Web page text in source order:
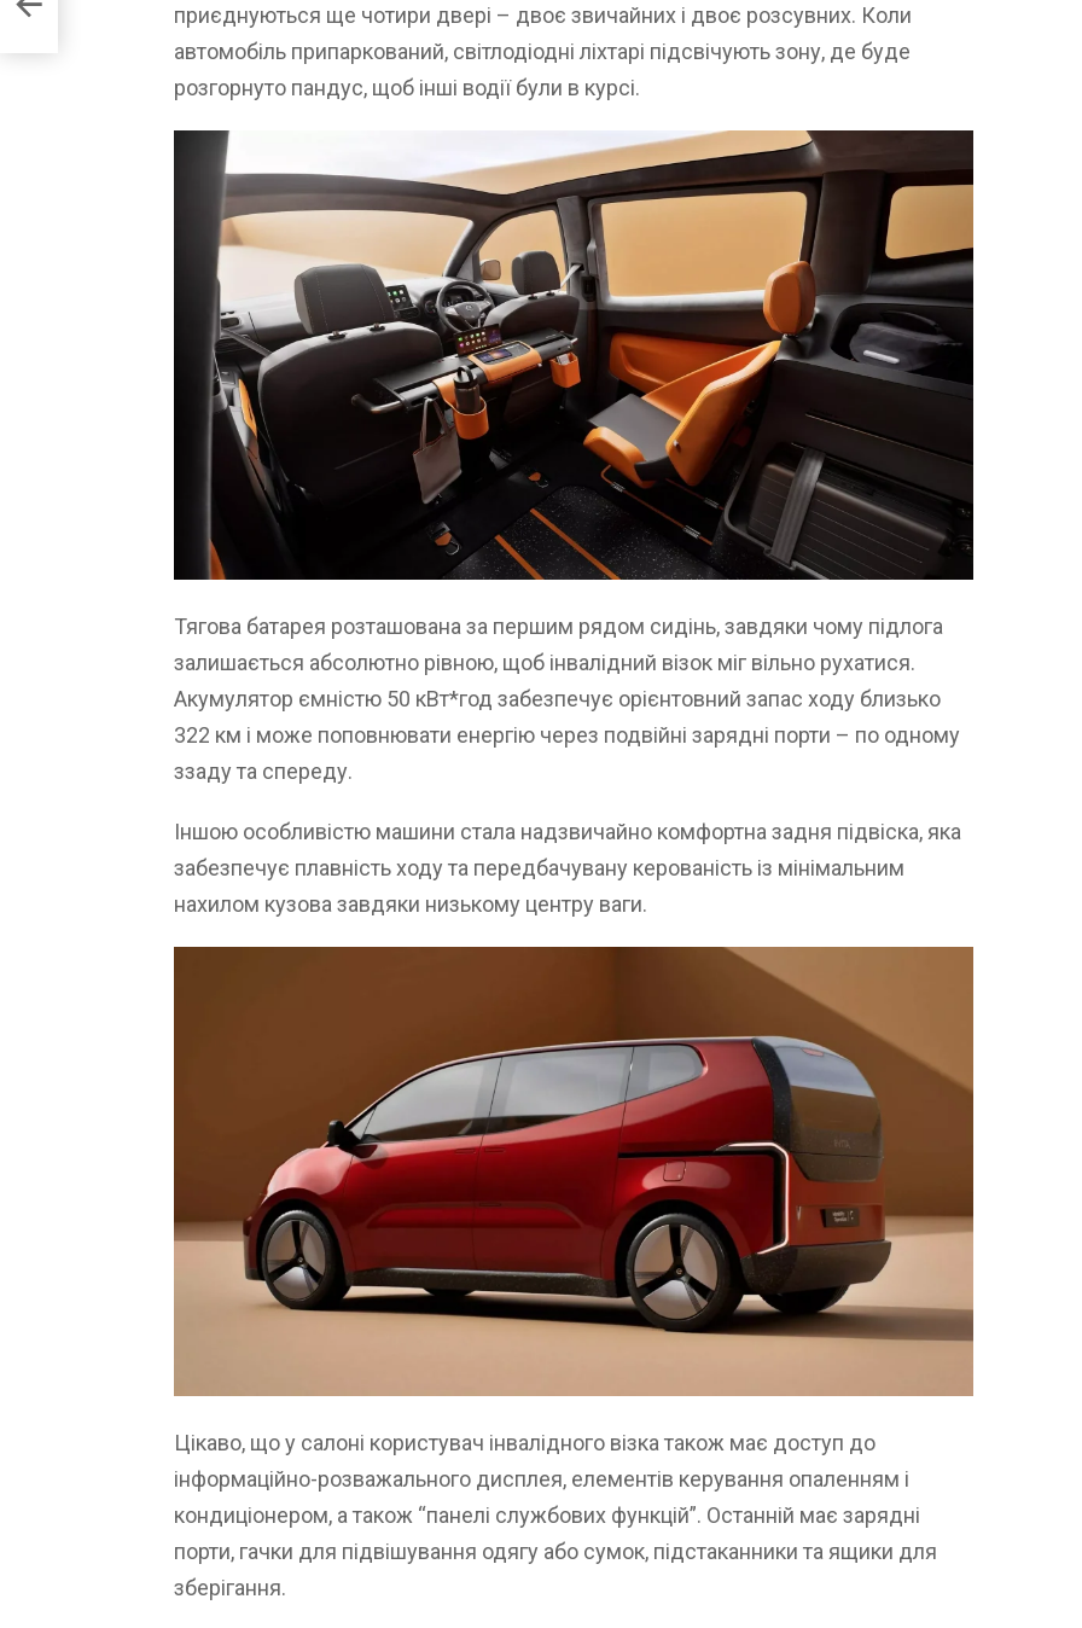
приєднуються ще чотири двері – двоє звичайних і двоє розсувних. Коли
автомобіль припаркований, світлодіодні ліхтарі підсвічують зону, де буде
розгорнуто пандус, щоб інші водії були в курсі.
Тягова батарея розташована за першим рядом сидінь, завдяки чому підлога
залишається абсолютно рівною, щоб інвалідний візок міг вільно рухатися.
Акумулятор ємністю 50 кВт*год забезпечує орієнтовний запас ходу близько
322 км і може поповнювати енергію через подвійні зарядні порти – по одному
ззаду та спереду.
Іншою особливістю машини стала надзвичайно комфортна задня підвіска, яка
забезпечує плавність ходу та передбачувану керованість із мінімальним
нахилом кузова завдяки низькому центру ваги.
Цікаво, що у салоні користувач інвалідного візка також має доступ до
інформаційно-розважального дисплея, елементів керування опаленням і
кондиціонером, а також “панелі службових функцій”. Останній має зарядні
порти, гачки для підвішування одягу або сумок, підстаканники та ящики для
зберігання.